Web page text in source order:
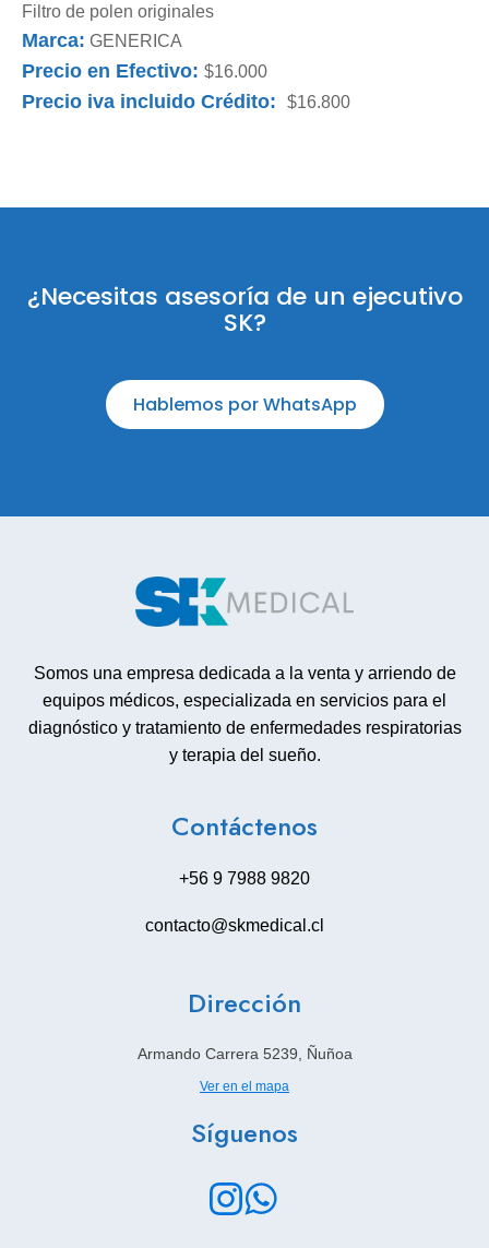
Filtro de polen originales
Marca: GENERICA
Precio en Efectivo: $16.000
Precio iva incluido Crédito: $16.800
¿Necesitas asesoría de un ejecutivo
SK?
Hablemos por WhatsApp
Somos una empresa dedicada a la venta y arriendo de
equipos médicos, especializada en servicios para el
diagnóstico y tratamiento de enfermedades respiratorias
y terapia del sueño.
Contáctenos
+56 9 7988 9820
contacto@skmedical.cl
Dirección
Armando Carrera 5239, Ñuñoa
Ver en el mapa
Síguenos